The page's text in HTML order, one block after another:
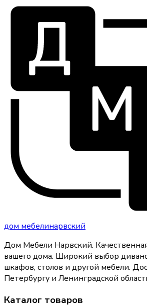
дом мебелинарвский
Дом Мебели Нарвский.
вашего дома. Широкий выбор
шкафов, столов и другой мебели.
Петербургу и Ленинградской
Каталог товаров